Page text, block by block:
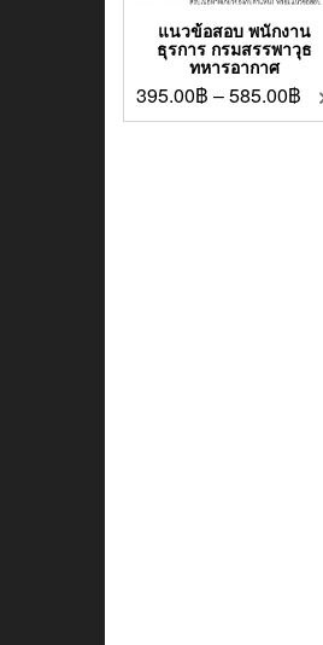
แนวข้อสอบ พนักงาน
ธุรการ กรมสรรพาวุธ
ทหารอากาศ
395.00฿ –585.00฿